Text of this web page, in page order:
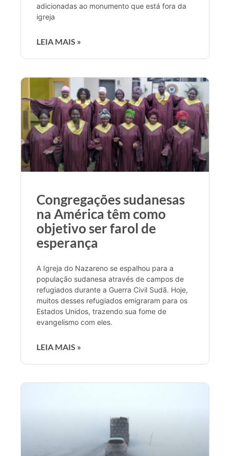
adicionadas ao monumento que está fora da
igreja
LEIA MAIS »
Congregações sudanesas
na América têm como
objetivo ser farol de
esperança
A Igreja do Nazareno se espalhou para a
população sudanesa através de campos de
refugiados durante a Guerra Civil Sudã. Hoje,
muitos desses refugiados emigraram para os
Estados Unidos, trazendo sua fome de
evangelismo com eles.
LEIA MAIS »